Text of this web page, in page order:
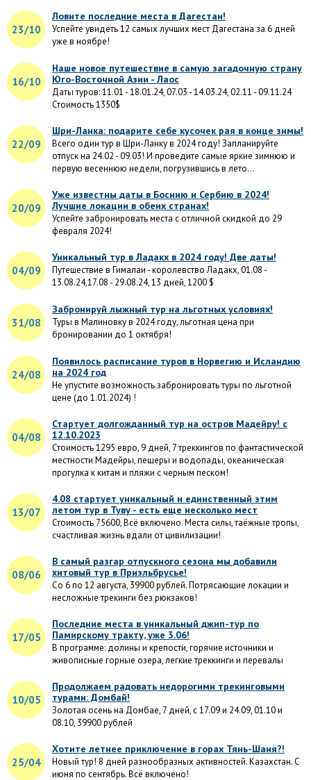
23/10
Ловите последние места в Дагестан!
Успейте увидеть 12 самых лучших мест Дагестана за 6 дней
уже в ноябре!
16/10
Наше новое путешествие в самую загадочную страну
Юго-Восточной Азии - Лаос
Даты туров: 11.01 - 18.01.24, 07.03 - 14.03.24, 02.11 - 09.11.24
Стоимость 1350$
22/09
Шри-Ланка: подарите себе кусочек рая в конце зимы!
Всего один тур в Шри-Ланку в 2024 году! Запланируйте
отпуск на 24.02 - 09.03! И проведите самые яркие зимнюю и
первую весеннюю недели, погрузившись в лето...
20/09
Уже известны даты в Боснию и Сербию в 2024!
Лучшие локации в обеих странах!
Успейте забронировать места с отличной скидкой до 29
февраля 2024!
04/09
Уникальный тур в Ладакх в 2024 году! Две даты!
Путешествие в Гималаи - королевство Ладакх, 01.08 -
13.08.24,17.08 - 29.08.24, 13 дней, 1200 $
31/08
Забронируй лыжный тур на льготных условиях!
Туры в Малиновку в 2024 году, льготная цена при
бронировании до 1 октября!
24/08
Появилось расписание туров в Норвегию и Исландию
на 2024 год
Не упустите возможность забронировать туры по льготной
цене (до 1.01.2024) !
04/08
Стартует долгожданный тур на остров Мадейру! с
12.10.2023
Стоимость 1295 евро, 9 дней, 7 треккингов по фантастической
местности Мадейры, пещеры и водопады, океаническая
прогулка к китам и пляжи с черным песком!
13/07
4.08 стартует уникальный и единственный этим
летом тур в Туву - есть еще несколько мест
Стоимость 75600, Всё включено. Места силы, таёжные тропы,
счастливая жизнь вдали от цивилизации!
08/06
В самый разгар отпускного сезона мы добавили
хитовый тур в Приэльбрусье!
Со 6 по 12 августа, 39900 рублей. Потрясающие локации и
несложные трекинги без рюкзаков!
17/05
Последние места в уникальный джип-тур по
Памирскому тракту, уже 3.06!
В программе: долины и крепости, горячие источники и
живописные горные озера, легкие треккинги и перевалы
10/05
Продолжаем радовать недорогими трекинговыми
турами: Домбай!
Золотая осень на Домбае, 7 дней, с 17.09 и 24.09, 01.10 и
08.10, 39900 рублей
25/04
Хотите летнее приключение в горах Тянь-Шаня?!
Новый тур! 8 дней разнообразных активностей. Казахстан. С
июня по сентябрь. Всё включено!